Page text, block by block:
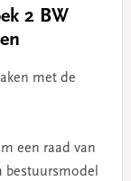
2 BW
met de
een raad van
bestuursmodel